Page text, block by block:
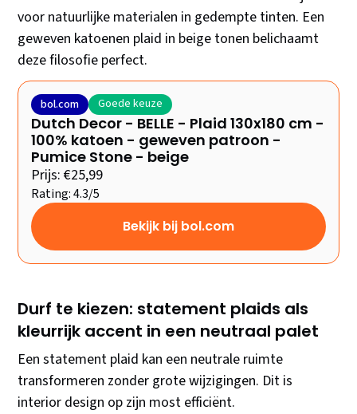
voor natuurlijke materialen in gedempte tinten. Een
geweven katoenen plaid in beige tonen belichaamt
deze filosofie perfect.
bol.com Goede keuze
Dutch Decor - BELLE - Plaid 130x180 cm -
100% katoen - geweven patroon -
Pumice Stone - beige
Prijs: €25,99
Rating: 4.3/5
Bekijk bij bol.com
Durf te kiezen: statement plaids als
kleurrijk accent in een neutraal palet
Een statement plaid kan een neutrale ruimte
transformeren zonder grote wijzigingen. Dit is
interior design op zijn most efficiënt.